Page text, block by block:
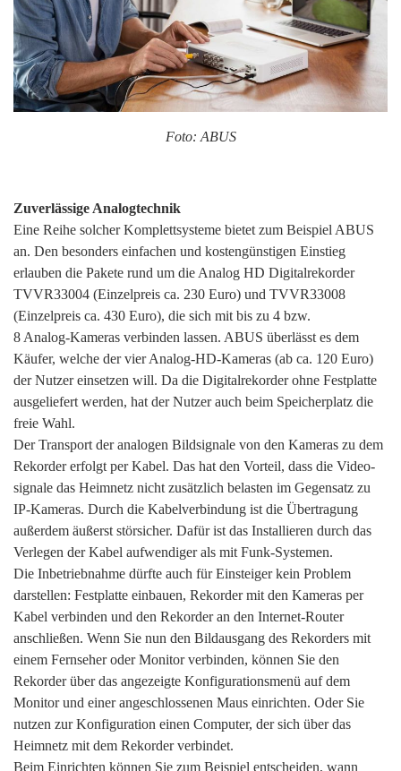
Foto: ABUS
Zuverlässige Analogtechnik
Eine Reihe solcher Komplettsysteme bietet zum Beispiel ABUS
an. Den besonders einfachen und kostengünstigen Einstieg
erlauben die Pakete rund um die Analog HD Digitalrekorder
TVVR33004 (Einzelpreis ca. 230 Euro) und TVVR33008
(Einzelpreis ca. 430 Euro), die sich mit bis zu 4 bzw.
8 Analog-Kameras verbinden lassen. ABUS überlässt es dem
Käufer, welche der vier Analog-HD-Kameras (ab ca. 120 Euro)
der Nutzer einsetzen will. Da die Digitalrekorder ohne Festplatte
ausgeliefert werden, hat der Nutzer auch beim Speicherplatz die
freie Wahl.
Der Transport der analogen Bildsignale von den Kameras zu dem
Rekorder erfolgt per Kabel. Das hat den Vorteil, dass die Video-
signale das Heimnetz nicht zusätzlich belasten im Gegensatz zu
IP-Kameras. Durch die Kabelverbindung ist die Übertragung
außerdem äußerst störsicher. Dafür ist das Installieren durch das
Verlegen der Kabel aufwendiger als mit Funk-Systemen.
Die Inbetriebnahme dürfte auch für Einsteiger kein Problem
darstellen: Festplatte einbauen, Rekorder mit den Kameras per
Kabel verbinden und den Rekorder an den Internet-Router
anschließen. Wenn Sie nun den Bildausgang des Rekorders mit
einem Fernseher oder Monitor verbinden, können Sie den
Rekorder über das angezeigte Konfigurationsmenü auf dem
Monitor und einer angeschlossenen Maus einrichten. Oder Sie
nutzen zur Konfiguration einen Computer, der sich über das
Heimnetz mit dem Rekorder verbindet.
Beim Einrichten können Sie zum Beispiel entscheiden, wann